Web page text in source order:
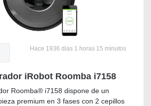
Hace 1936 dias 1 horas 15 minutos
iRobot Roomba i7158
Roomba® i7158 dispone de un
premium en 3 fases con 2 cepillos